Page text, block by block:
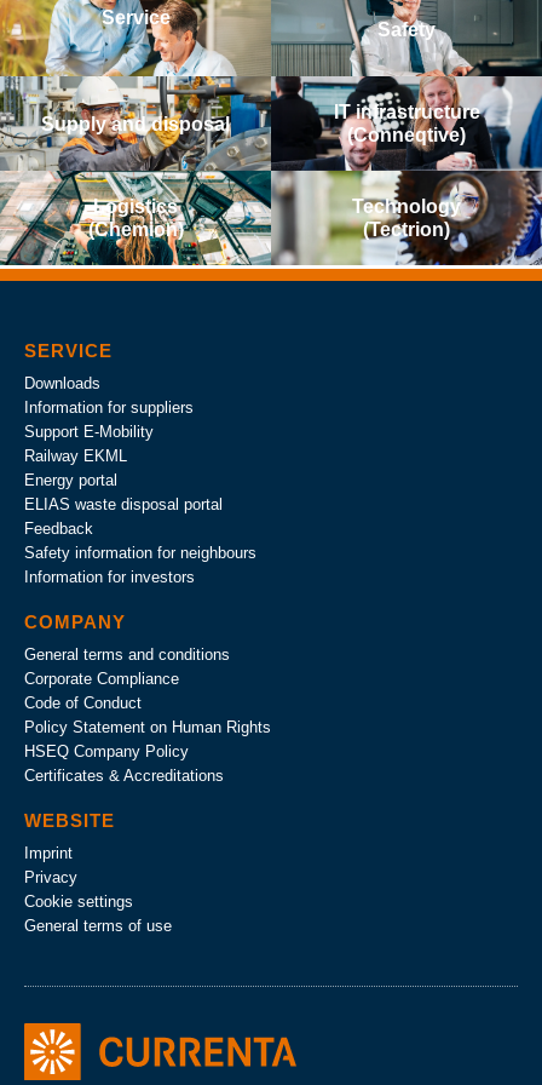
Service
Safety
Supply and disposal
IT infrastructure
(Conneqtive)
Logistics
(Chemion)
Technology
(Tectrion)
SERVICE
Downloads
Information for suppliers
Support E-Mobility
Railway EKML
Energy portal
ELIAS waste disposal portal
Feedback
Safety information for neighbours
Information for investors
COMPANY
General terms and conditions
Corporate Compliance
Code of Conduct
Policy Statement on Human Rights
HSEQ Company Policy
Certificates & Accreditations
WEBSITE
Imprint
Privacy
Cookie settings
General terms of use